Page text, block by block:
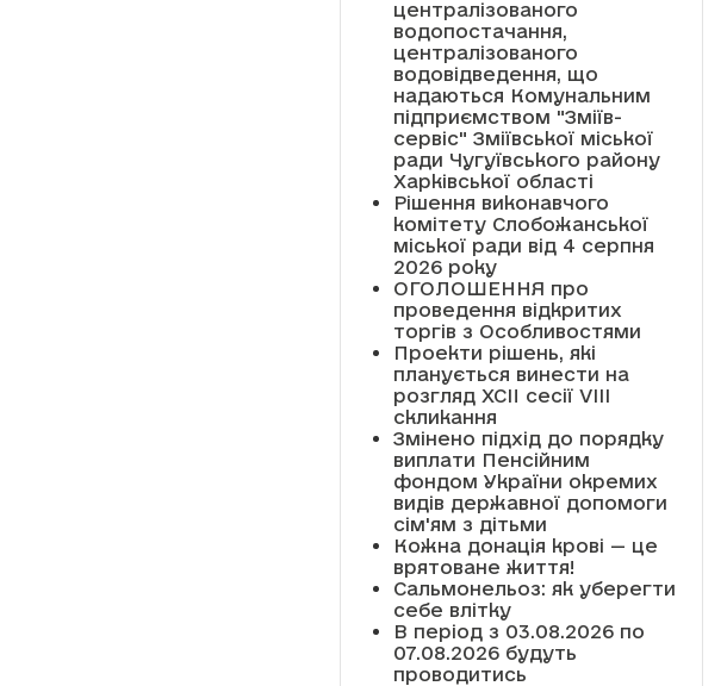
централізованого
водопостачання,
централізованого
водовідведення, що
надаються Комунальним
підприємством "Зміїв-
сервіс" Зміївської міської
ради Чугуївського району
Харківської області
Рішення виконавчого
комітету Слобожанської
міської ради від 4 серпня
2026 року
ОГОЛОШЕННЯ про
проведення відкритих
торгів з Особливостями
Проекти рішень, які
планується винести на
розгляд XCII сесії VІІІ
скликання
Змінено підхід до порядку
виплати Пенсійним
фондом України окремих
видів державної допомоги
сім'ям з дітьми
Кожна донація крові — це
врятоване життя!
Сальмонельоз: як уберегти
себе влітку
В період з 03.08.2026 по
07.08.2026 будуть
проводитись